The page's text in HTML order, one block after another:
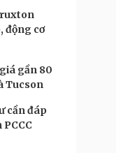
động cơ
gần 80
Tucson
cần đáp